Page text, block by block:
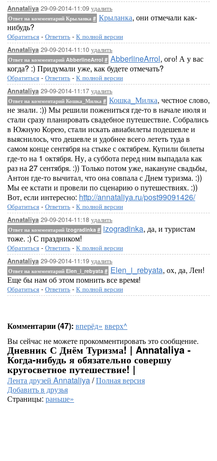
Annataliya 29-09-2014-11:09 удалить
Ответ на комментарий Крыланка # Крыланка, они отмечали как-
нибудь?
Обратиться - Ответить - К полной версии
Annataliya 29-09-2014-11:10 удалить
Ответ на комментарий AbberlineArrol # AbberlineArrol, ого! А у вас
когда? :) Придумали уже, как будете отмечать?
Обратиться - Ответить - К полной версии
Annataliya 29-09-2014-11:17 удалить
Ответ на комментарий Кошка_Милка # Кошка_Милка, честное слово,
не знали. :)) Мы решили пожениться где-то в начале июля и
стали сразу планировать свадебное путешествие. Собрались
в Южную Корею, стали искать авиабилеты подешевле и
выяснилось, что дешевле и удобнее всего лететь туда в
самом конце сентября на стыке с октябрем. Купили билеты
где-то на 1 октября. Ну, а суббота перед ним выпадала как
раз на 27 сентября. :)) Только потом уже, накануне свадьбы,
Антон где-то вычитал, что она совпала с Днем туризма. :))
Мы ее кстати и провели по сценарию о путешествиях. :))
Вот, если интересно: http://annataliya.ru/post99091426/
Обратиться - Ответить - К полной версии
Annataliya 29-09-2014-11:18 удалить
Ответ на комментарий izogradinka # izogradinka, да, и туристам
тоже. :) С праздником!
Обратиться - Ответить - К полной версии
Annataliya 29-09-2014-11:19 удалить
Ответ на комментарий Elen_i_rebyata # Elen_i_rebyata, ох, да, Лен!
Еще бы нам об этом помнить все время!
Обратиться - Ответить - К полной версии
Комментарии (47): вперёд» вверх^
Вы сейчас не можете прокомментировать это сообщение.
Дневник С Днём Туризма! | Annataliya -
Когда-нибудь я обязательно совершу
кругосветное путешествие! |
Лента друзей Annataliya/Полная версия
Добавить в друзья
Страницы: раньше»